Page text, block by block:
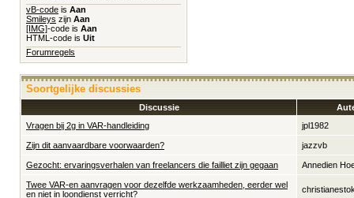
vB-code is Aan
Smileys zijn Aan
[IMG]-code is Aan
HTML-code is Uit
Forumregels
Soortgelijke discussies
Discussie
Vragen bij 2g in VAR-handleiding
jpl1982
Zijn dit aanvaardbare voorwaarden? jazzvb
Gezocht: ervaringsverhalen van freelancers die failliet zijn gegaan Annedien
Twee VAR-en aanvragen voor dezelfde werkzaamheden, eerder wel
en niet in loondienst verricht?